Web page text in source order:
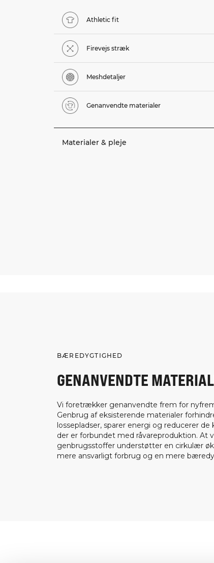
Athletic fit
Firevejs stræk
Meshdetaljer
Genanvendte materialer
Materialer & pleje
BÆREDYGTIGHED
GENANVENDTE
Vi foretrækker genanvendte frem for
Genbrug af eksisterende materialer
lossepladser, sparer energi og reducerer
der er forbundet med råvareproduktion. At
genbrugsstoffer understøtter en cirkulær
mere ansvarligt forbrug og en mere